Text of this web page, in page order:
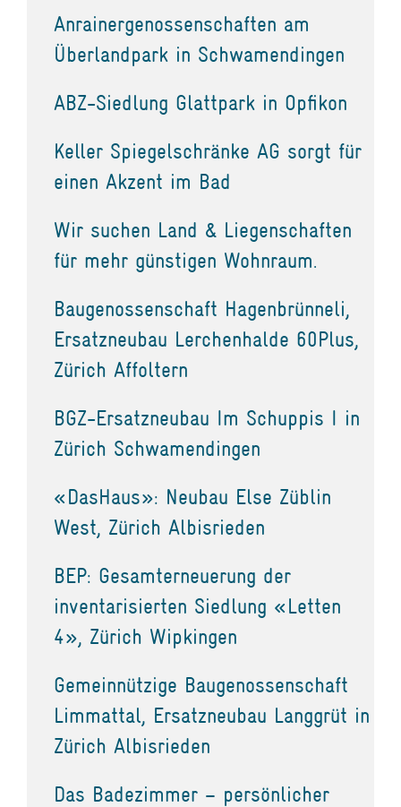
Anrainergenossenschaften am
Überlandpark in Schwamendingen
ABZ-Siedlung Glattpark in Opfikon
Keller Spiegelschränke AG sorgt für
einen Akzent im Bad
Wir suchen Land & Liegenschaften
für mehr günstigen Wohnraum.
Baugenossenschaft Hagenbrünneli,
Ersatzneubau Lerchenhalde 60Plus,
Zürich Affoltern
BGZ-Ersatzneubau Im Schuppis I in
Zürich Schwamendingen
«DasHaus»: Neubau Else Züblin
West, Zürich Albisrieden
BEP: Gesamterneuerung der
inventarisierten Siedlung «Letten
4», Zürich Wipkingen
Gemeinnützige Baugenossenschaft
Limmattal, Ersatzneubau Langgrüt in
Zürich Albisrieden
Das Badezimmer – persönlicher